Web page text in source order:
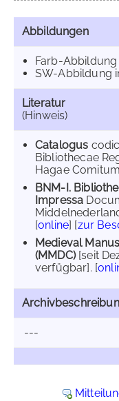
Abbildungen
Farb-
SW-Abbildung
Literatur
(Hinweis)
Catalogus
Bibliothecae
Hagae Comitum
BNM-I.
Impressa
[online] [zur
Medieval
(MMDC)[seit
verfügbar]. [
---